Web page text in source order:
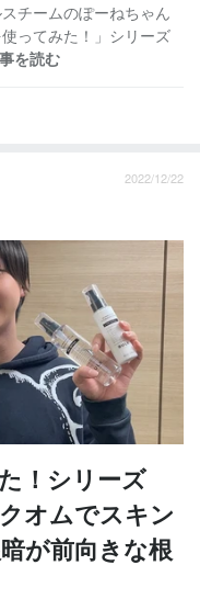
チームのぽーねちゃん
ってみた！」シリーズ
を読む
2022/12/22
！シリーズ
オムでスキン
が前向きな根